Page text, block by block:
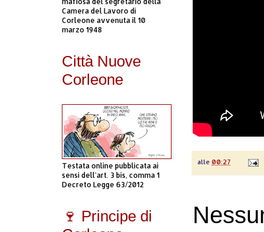
alle 00:27
Camera del Lavoro di
Corleone avvenuta il 10
marzo 1948
Città Nuove
Corleone
Testata online pubblicata ai
sensi dell'art. 3 bis, comma 1
Decreto Legge 63/2012
🍷 Principe di